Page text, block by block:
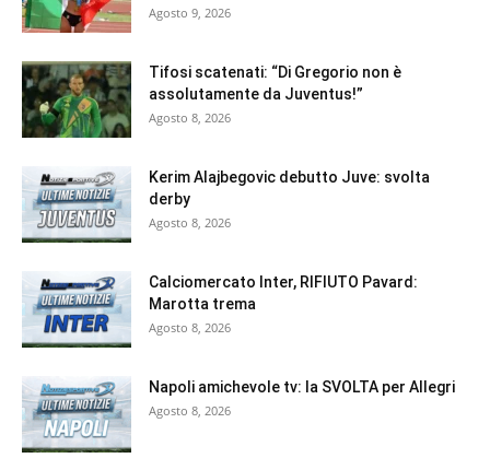
Agosto 9, 2026
Tifosi scatenati: “Di Gregorio non è
assolutamente da Juventus!”
Agosto 8, 2026
Kerim Alajbegovic debutto Juve: svolta
derby
Agosto 8, 2026
Calciomercato Inter, RIFIUTO Pavard:
Marotta trema
Agosto 8, 2026
Napoli amichevole tv: la SVOLTA per Allegri
Agosto 8, 2026